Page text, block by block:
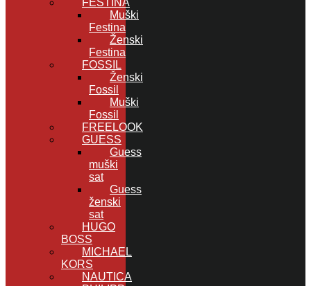
Muški
Festina
Ženski
Festina
FOSSIL
Ženski
Fossil
Muški
Fossil
FREELOOK
GUESS
Guess
muški
sat
Guess
ženski
sat
HUGO
BOSS
MICHAEL
KORS
NAUTICA